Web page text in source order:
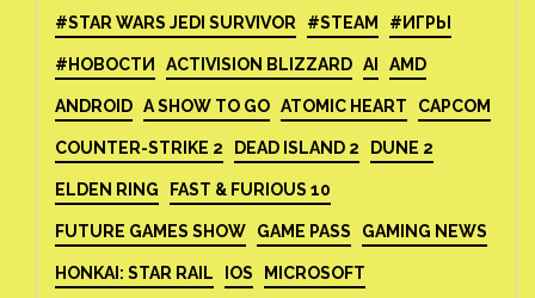
#STAR WARS JEDI SURVIVOR #STEAM #ИГРЫ
#НОВОСТИ ACTIVISION BLIZZARD AI AMD
ANDROID A SHOW TO GO ATOMIC HEART CAPCOM
COUNTER-STRIKE 2 DEAD ISLAND 2 DUNE 2
ELDEN RING FAST & FURIOUS 10
FUTURE GAMES SHOW GAME PASS GAMING NEWS
HONKAI: STAR RAIL IOS MICROSOFT